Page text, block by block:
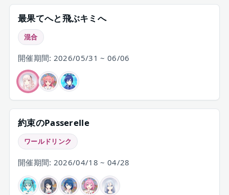
最果てへと飛ぶキミへ
混合
開催期間: 2026/05/31 ~ 06/06
約束のPasserelle
ワールドリンク
開催期間: 2026/04/18 ~ 04/28